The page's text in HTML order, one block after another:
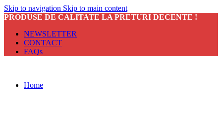
Skip to navigation Skip to main content
PRODUSE DE CALITATE LA PRETURI DECENTE !
NEWSLETTER
CONTACT
FAQs
Home